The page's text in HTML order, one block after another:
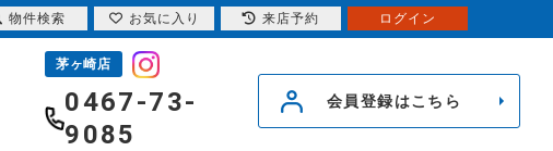
茅ヶ崎店
0467-73-
9085
会員登録はこちら
物件検索 お気に入り 来店予約 ログイン